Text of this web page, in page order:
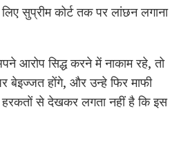
सुप्रीम कोर्ट तक पर लांछन लगाना
आरोप सिद्ध करने में नाकाम रहे, तो
बेइज्जत होंगे, और उन्हे फिर माफी
हरकतों से देखकर लगता नहीं है कि इस